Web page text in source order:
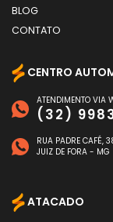
BLOG
CONTATO
CENTRO
ATENDIMENTO VIA
(32)
RUA PADRE CAFÉ,
JUIZ DE FORA - MG
ATACADO